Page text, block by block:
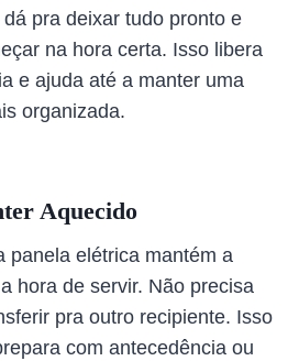
pra deixar tudo pronto e
na hora certa. Isso libera
e ajuda até a manter uma
organizada.
Aquecido
panela elétrica mantém a
hora de servir. Não precisa
pra outro recipiente. Isso
com antecedência ou